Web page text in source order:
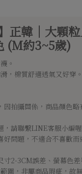
正韓│大顆
(M約3~5歲)
。
，棉質舒適透氣又好穿。
因拍攝關係，商品顏色
請聯繫LINE客服小編喔
好問題，不適合不喜歡
寸2-3CM誤差、螢幕色
圍，非屬商品瑕疵，故